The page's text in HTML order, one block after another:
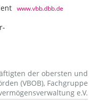
www.vbb.dbb.de
der obersten und
(VBOB), Fachgruppe
e.V.